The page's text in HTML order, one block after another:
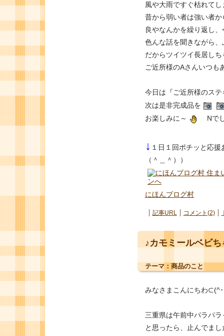
風や大雨ですぐ枯れて
昔から弱い者は強い者
良やなんかを繰り返し
色んな話を聞きながら
だからツイツイ長居し
ご近所様のAさんいつも
今日は『ご近所様のス
次は是非完成品を
お楽しみに～
Nで
↓ １日１回ポチッと応
（＾＿＾））
にほんブログ村
記事URL コメント(2)
♪カモミールベビち
テーマ： 商品のこと
みなさまこんにちわ⊂(^
三重県は午前中パラパ
と思ったら、止んでまし